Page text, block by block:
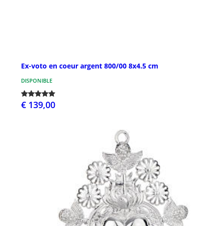
Ex-voto en coeur argent 800/00 8x4.5 cm
DISPONIBLE
€ 139,00